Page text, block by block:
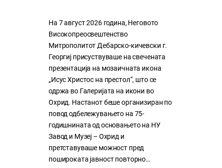
На 7 август 2026 година, Неговото
Високопреосвештенство
Митрополитот Дебарско-кичевски г.
Георгиј присуствуваше на свечената
презентација на мозаичната икона
„Исус Христос на престол“, што се
одржа во Галеријата на икони во
Охрид. Настанот беше организиран по
повод одбележувањето на 75-
годишнината од основањето на НУ
Завод и Музеј – Охрид и
претставуваше можност пред
пошироката јавност повторно…